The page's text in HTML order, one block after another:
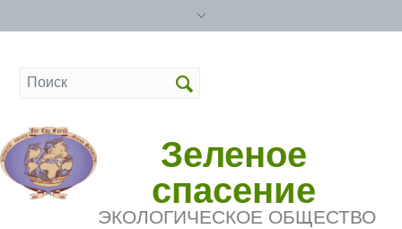
Зеленое
спасение
ЭКОЛОГИЧЕСКОЕ ОБЩЕСТВО